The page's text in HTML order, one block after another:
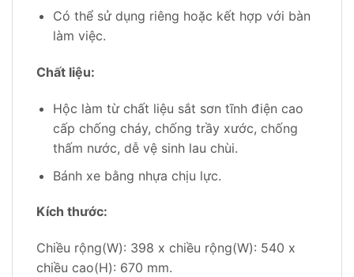
Có thể sử dụng riêng hoặc kết hợp với bàn
làm việc.
Chất liệu:
Hộc làm từ chất liệu sắt sơn tĩnh điện cao
cấp chống cháy, chống trầy xước, chống
thấm nước, dễ vệ sinh lau chùi.
Bánh xe bằng nhựa chịu lực.
Kích thước:
Chiều rộng(W): 398 x chiều rộng(W): 540 x
chiều cao(H): 670 mm.